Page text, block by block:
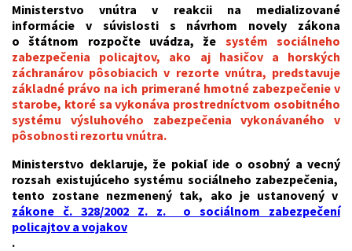
Ministerstvo vnútra v reakcii na medializované
informácie v súvislosti s návrhom novely zákona
o štátnom rozpočte uvádza, že systém sociálneho
zabezpečenia policajtov, ako aj hasičov a horských
záchranárov pôsobiacich v rezorte vnútra, predstavuje
základné právo na ich primerané hmotné zabezpečenie v
starobe, ktoré sa vykonáva prostredníctvom osobitného
systému výsluhového zabezpečenia vykonávaného v
pôsobnosti rezortu vnútra.
Ministerstvo deklaruje, že pokiaľ ide o osobný a vecný
rozsah existujúceho systému sociálneho zabezpečenia,
tento zostane nezmenený tak, ako je ustanovený v
zákone č. 328/2002 Z. z. o sociálnom zabezpečení
policajtov a vojakov
.